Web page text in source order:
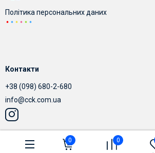
Політика персональних даних
Контакти
+38 (098) 680-2-680
info@cck.com.ua
0 0